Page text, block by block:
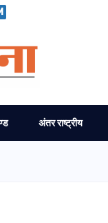
अंतर राष्ट्रीय